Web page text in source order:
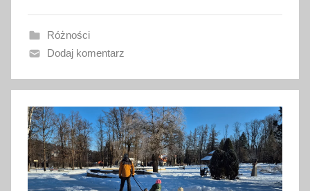
a
n
2
0
s
t
y
c
Różności
Dodaj komentarz